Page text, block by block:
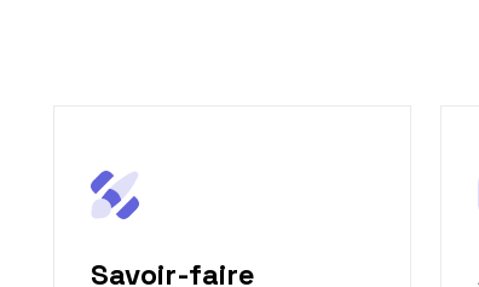
Savoir-faire